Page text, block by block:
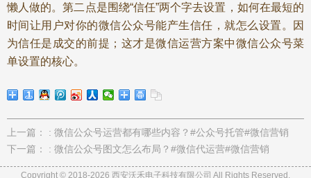
懒人做的。第二点是围绕“信任”两个字去设置，如何在最短的
时间让用户对你的微信公众号能产生信任，就怎么设置。因
为信任是成交的前提；这才是微信运营方案中微信公众号菜
单设置的核心。
上一篇： : 微信公众号运营都有哪些内容？#公众号托管#微信营销
下一篇： : 微信公众号图文怎么布局？#微信代运营#微信营销
Copyright © 2018-2026 西安沃禾电子科技有限公司 All Rights Reserved.